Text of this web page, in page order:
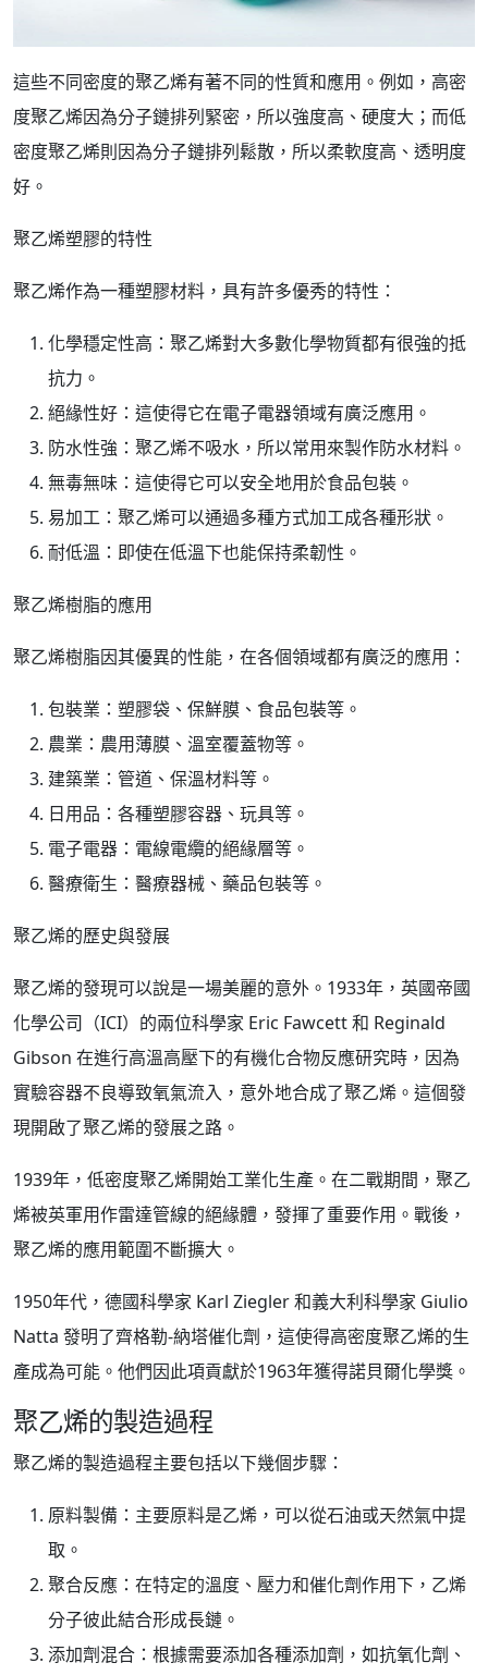
這些不同密度的聚乙烯有著不同的性質和應用。例如，高密
度聚乙烯因為分子鏈排列緊密，所以強度高、硬度大；而低
密度聚乙烯則因為分子鏈排列鬆散，所以柔軟度高、透明度
好。
聚乙烯塑膠的特性
聚乙烯作為一種塑膠材料，具有許多優秀的特性：
化學穩定性高：聚乙烯對大多數化學物質都有很強的抵
抗力。
絕緣性好：這使得它在電子電器領域有廣泛應用。
防水性強：聚乙烯不吸水，所以常用來製作防水材料。
無毒無味：這使得它可以安全地用於食品包裝。
易加工：聚乙烯可以通過多種方式加工成各種形狀。
耐低溫：即使在低溫下也能保持柔韌性。
聚乙烯樹脂的應用
聚乙烯樹脂因其優異的性能，在各個領域都有廣泛的應用：
包裝業：塑膠袋、保鮮膜、食品包裝等。
農業：農用薄膜、溫室覆蓋物等。
建築業：管道、保溫材料等。
日用品：各種塑膠容器、玩具等。
電子電器：電線電纜的絕緣層等。
醫療衛生：醫療器械、藥品包裝等。
聚乙烯的歷史與發展
聚乙烯的發現可以說是一場美麗的意外。1933年，英國帝國
化學公司（ICI）的兩位科學家 Eric Fawcett 和 Reginald
Gibson 在進行高溫高壓下的有機化合物反應研究時，因為
實驗容器不良導致氧氣流入，意外地合成了聚乙烯。這個發
現開啟了聚乙烯的發展之路。
1939年，低密度聚乙烯開始工業化生產。在二戰期間，聚乙
烯被英軍用作雷達管線的絕緣體，發揮了重要作用。戰後，
聚乙烯的應用範圍不斷擴大。
1950年代，德國科學家 Karl Ziegler 和義大利科學家 Giulio
Natta 發明了齊格勒-納塔催化劑，這使得高密度聚乙烯的生
產成為可能。他們因此項貢獻於1963年獲得諾貝爾化學獎。
聚乙烯的製造過程
聚乙烯的製造過程主要包括以下幾個步驟：
原料製備：主要原料是乙烯，可以從石油或天然氣中提
取。
聚合反應：在特定的溫度、壓力和催化劑作用下，乙烯
分子彼此結合形成長鏈。
添加劑混合：根據需要添加各種添加劑，如抗氧化劑、